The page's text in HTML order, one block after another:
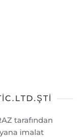
tarafından
imalat